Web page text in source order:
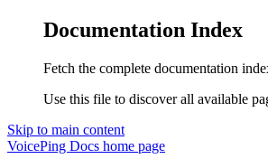
Documentation Index
Fetch the complete documentation
Use this file to discover all available
Skip to main content
VoicePing Docs home page